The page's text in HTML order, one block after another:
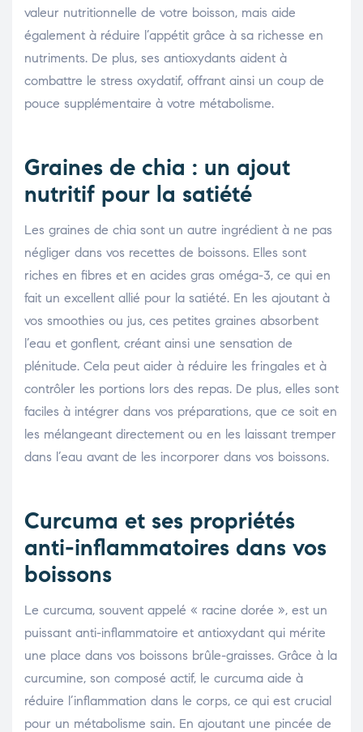
valeur nutritionnelle de votre boisson, mais aide
également à réduire l’appétit grâce à sa richesse en
nutriments. De plus, ses antioxydants aident à
combattre le stress oxydatif, offrant ainsi un coup de
pouce supplémentaire à votre métabolisme.
Graines de chia : un ajout
nutritif pour la satiété
Les graines de chia sont un autre ingrédient à ne pas
négliger dans vos recettes de boissons. Elles sont
riches en fibres et en acides gras oméga-3, ce qui en
fait un excellent allié pour la satiété. En les ajoutant à
vos smoothies ou jus, ces petites graines absorbent
l’eau et gonflent, créant ainsi une sensation de
plénitude. Cela peut aider à réduire les fringales et à
contrôler les portions lors des repas. De plus, elles sont
faciles à intégrer dans vos préparations, que ce soit en
les mélangeant directement ou en les laissant tremper
dans l’eau avant de les incorporer dans vos boissons.
Curcuma et ses propriétés
anti-inflammatoires dans vos
boissons
Le curcuma, souvent appelé « racine dorée », est un
puissant anti-inflammatoire et antioxydant qui mérite
une place dans vos boissons brûle-graisses. Grâce à la
curcumine, son composé actif, le curcuma aide à
réduire l’inflammation dans le corps, ce qui est crucial
pour un métabolisme sain. En ajoutant une pincée de